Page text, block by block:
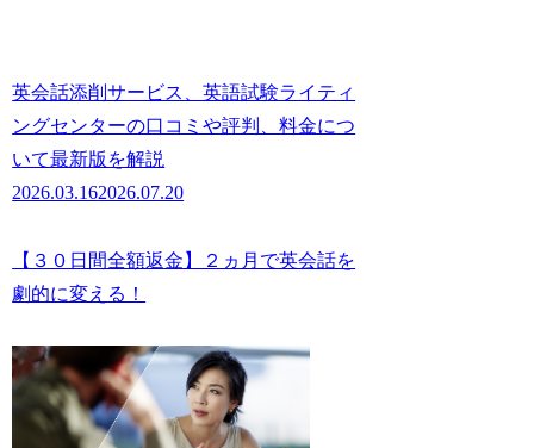
英会話添削サービス、英語試験ライティ
ングセンターの口コミや評判、料金につ
いて最新版を解説
2026.03.162026.07.20
【３０日間全額返金】２ヵ月で英会話を
劇的に変える！